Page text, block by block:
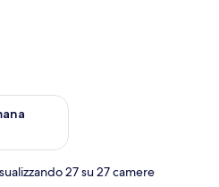
fine settimana, ago 21
27 su 27 camere